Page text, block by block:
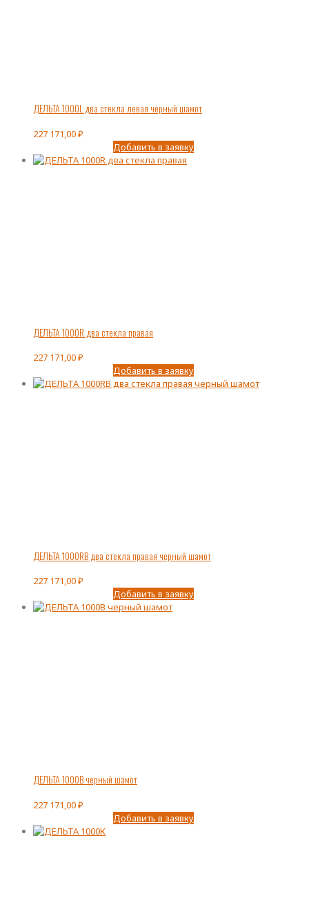
ДЕЛЬТА 1000L два стекла левая черный шамот
227 171,00₽
Добавить в заявку
ДЕЛЬТА 1000R два стекла правая
227 171,00₽
Добавить в заявку
ДЕЛЬТА 1000RB два стекла правая черный шамот
227 171,00₽
Добавить в заявку
ДЕЛЬТА 1000В черный шамот
227 171,00₽
Добавить в заявку